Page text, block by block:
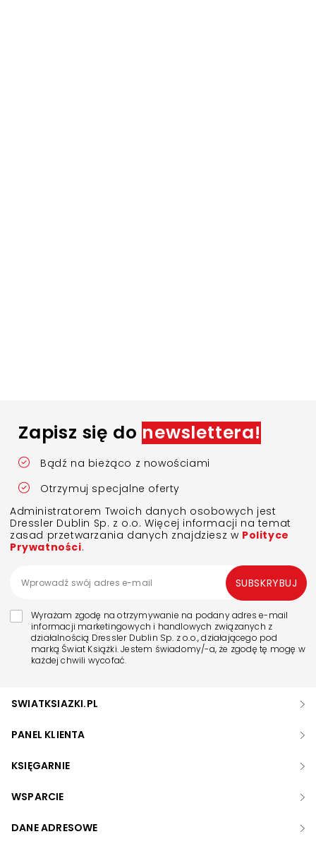
Zapisz się do newslettera!
Bądź na bieżąco z nowościami
Otrzymuj specjalne oferty
Administratorem Twoich danych osobowych jest
Dressler Dublin Sp. z o.o. Więcej informacji na temat
zasad przetwarzania danych znajdziesz w Polityce
Prywatności.
Wyrażam zgodę na otrzymywanie na podany adres e-mail
informacji marketingowych i handlowych związanych z
działalnością Dressler Dublin Sp. z o.o., działającego pod
marką Świat Książki. Jestem świadomy/-a, że zgodę tę mogę w
każdej chwili wycofać.
SUBSKRYBUJ
SWIATKSIAZKI.PL
PANEL KLIENTA
KSIĘGARNIE
WSPARCIE
DANE ADRESOWE